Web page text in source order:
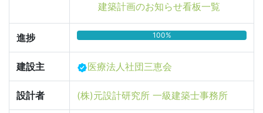
建築計画のお知らせ看板一覧
進捗 100%
建設主 医療法人社団三恵会
設計者 (株)元設計研究所 一級建築士事務所